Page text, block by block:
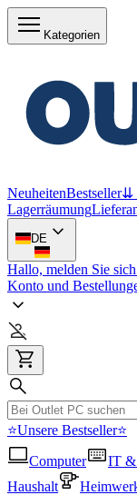
Kategorien
NeuheitenBestseller⇊
Lagerräumung
DE
Hallo, melden Sie
Konto und
⭐Unsere Bestseller⭐
Computer
IT &
Haushalt